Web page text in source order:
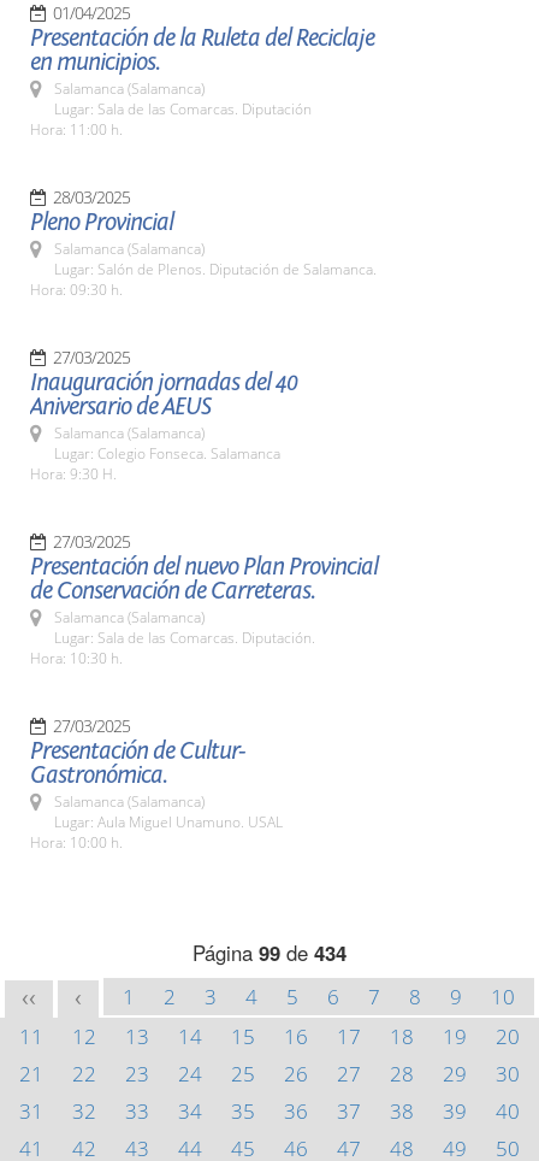
01/04/2025
Presentación de la Ruleta del Reciclaje
en municipios.
Salamanca (Salamanca)
Lugar: Sala de las Comarcas. Diputación
Hora: 11:00 h.
28/03/2025
Pleno Provincial
Salamanca (Salamanca)
Lugar: Salón de Plenos. Diputación de Salamanca.
Hora: 09:30 h.
27/03/2025
Inauguración jornadas del 40
Aniversario de AEUS
Salamanca (Salamanca)
Lugar: Colegio Fonseca. Salamanca
Hora: 9:30 H.
27/03/2025
Presentación del nuevo Plan Provincial
de Conservación de Carreteras.
Salamanca (Salamanca)
Lugar: Sala de las Comarcas. Diputación.
Hora: 10:30 h.
27/03/2025
Presentación de Cultur-
Gastronómica.
Salamanca (Salamanca)
Lugar: Aula Miguel Unamuno. USAL
Hora: 10:00 h.
Página 99 de 434
<< < 1 2 3 4 5 6 7 8 9
10
11
12 13 14 15 16 17 18 19
20
21
22 23 24 25 26 27 28 29
30
31
32 33 34 35 36 37 38 39
40
41
42 43 44 45 46 47 48 49
50